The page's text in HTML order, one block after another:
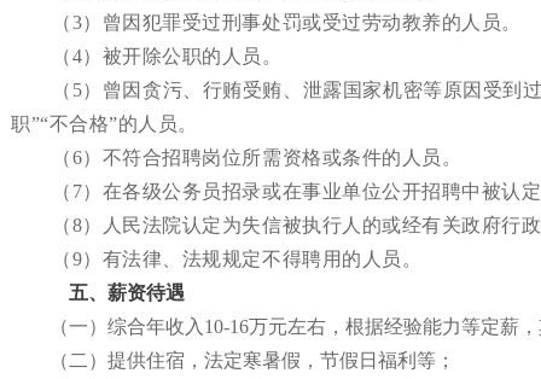
（3）曾因犯罪受过刑事处罚或受过劳动教养的人员。
（4）被开除公职的人员。
（ 5）曾因贪污、行贿受贿、泄露国家机密等原因受到
职”“不合格”的人员。
（6）不符合招聘岗位所需资格或条件的人员。
（ 7）在各级公务员招录或在事业单位公开招聘中被认
（8）人民法院认定为失信被执行人的或经有关政府行
（9）有法律、法规规定不得聘用的人员。
五、薪资待遇
（一） 综合年收入 10-16万元左右，根据经验能力等定薪
（ 二 ） 提供住宿，法定寒暑假，节假日福利等；